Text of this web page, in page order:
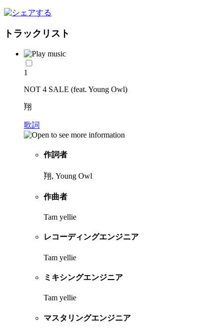
トラックリスト
1
NOT 4 SALE (feat. Young Owl)
翔
歌詞
作詞者
翔, Young Owl
作曲者
Tam yellie
レコーディングエンジニア
Tam yellie
ミキシングエンジニア
Tam yellie
マスタリングエンジニア